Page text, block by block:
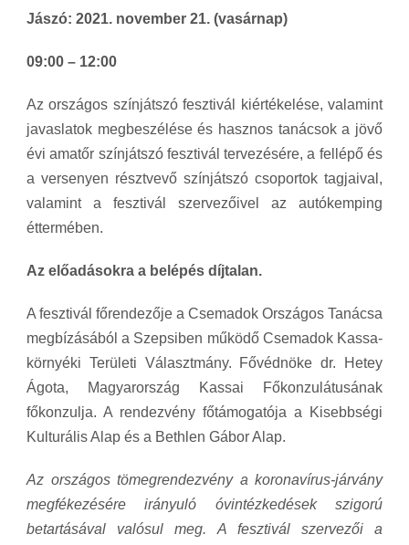
Jászó: 2021. november 21. (vasárnap)
09:00 – 12:00
Az országos színjátszó fesztivál kiértékelése, valamint
javaslatok megbeszélése és hasznos tanácsok a jövő
évi amatőr színjátszó fesztivál tervezésére, a fellépő és
a versenyen résztvevő színjátszó csoportok tagjaival,
valamint a fesztivál szervezőivel az autókemping
éttermében.
Az előadásokra a belépés díjtalan.
A fesztivál főrendezője a Csemadok Országos Tanácsa
megbízásából a Szepsiben működő Csemadok Kassa-
környéki Területi Választmány. Fővédnöke dr. Hetey
Ágota, Magyarország Kassai Főkonzulátusának
főkonzulja. A rendezvény főtámogatója a Kisebbségi
Kulturális Alap és a Bethlen Gábor Alap.
Az országos tömegrendezvény a koronavírus-járvány
megfékezésére irányuló óvintézkedések szigorú
betartásával valósul meg. A fesztivál szervezői a